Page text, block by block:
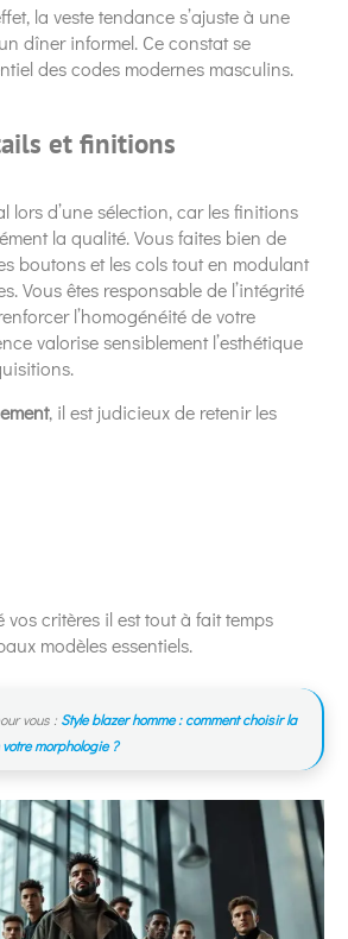
la veste tendance s’ajuste à une
dîner informel. Ce constat se
des codes modernes masculins.
et finitions
lors d’une sélection, car les finitions
la qualité. Vous faites bien de
boutons et les cols tout en modulant
Vous êtes responsable de l’intégrité
l’homogénéité de votre
valorise sensiblement l’esthétique
, il est judicieux de retenir les
vos critères il est tout à fait temps
modèles essentiels.
vous : Style blazer homme : comment choisir la
morphologie ?